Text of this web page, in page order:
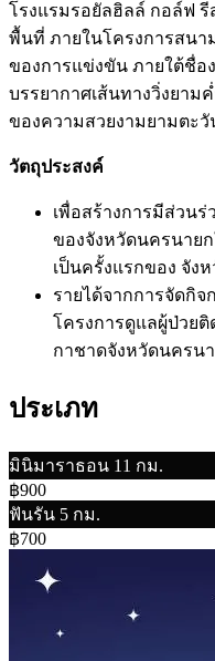
โรงแรมรอยัลฮิลล์ กอล์ฟ
พื้นที่ ภายในโครงการสนา
ของการแข่งขัน ภายใต้ชื่อ
บรรยากาศเส้นทางวิ่งยาม
ของความสวยงามยามตะ
วัตถุประสงค์
เพื่อสร้างการมีส่วนร่
ของจังหวัดนครนาย
เป็นครั้งแรกของ จัง
รายได้จากการจัดกิ
โครงการดูแลผู้ป่วยติ
กาชาดจังหวัดนครน
ประเภท
มินิมาราธอน 11 กม.
฿900
ฟันรัน 5 กม.
฿700